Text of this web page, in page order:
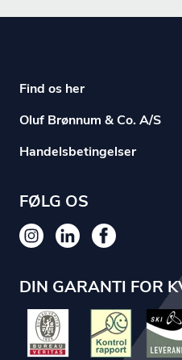
Find os her
Oluf Brønnum & Co. A/S
Handelsbetingelser
FØLG OS
DIN GARANTI FOR